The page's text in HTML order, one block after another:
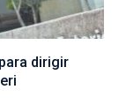
dirigir